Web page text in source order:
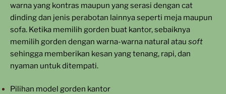
warna yang kontras maupun yang serasi dengan cat
dinding dan jenis perabotan lainnya seperti meja maupun
sofa. Ketika memilih gorden buat kantor, sebaiknya
memilih gorden dengan warna-warna natural atau soft
sehingga memberikan kesan yang tenang, rapi, dan
nyaman untuk ditempati.
Pilihan model gorden kantor